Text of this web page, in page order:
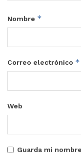
Nombre *
Correo electrónico *
Web
Guarda mi